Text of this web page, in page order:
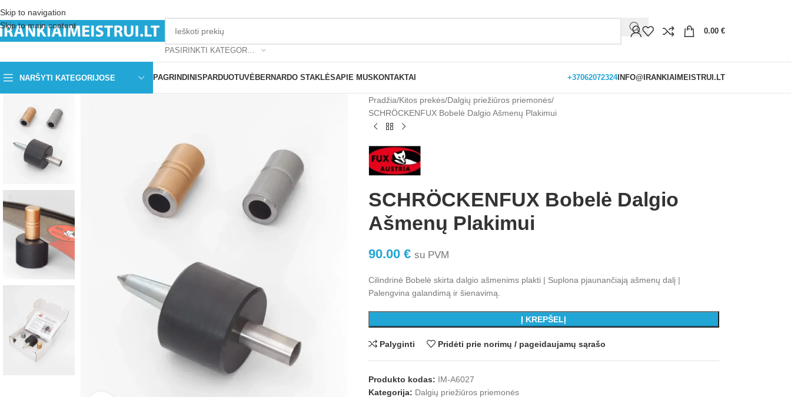
Skip to navigation
Skip to main content
0.00 €
NARŠYTI KATEGORIJOSE PAGRINDINIS PARDUOTUVĖBERNARDO STAKLĖSAPIE MUS KONTAKTAI +37062072324INFO@IRANKIAIMEISTRUI.LT
Pradžia Kitos prekės Dalgių priežiūros priemonės
SCHRÖCKENFUX Bobelė Dalgio Ašmenų Plakimui
SCHRÖCKENFUX Bobelė Dalgio
Ašmenų Plakimui
90.00 € su PVM
Cilindrinė Bobelė skirta dalgio ašmenims plakti | Suplona pjaunančiają ašmenų dalį |
Palengvina galandimą ir šienavimą.
Į KREPŠELĮ
Palyginti Pridėti prie norimų / pageidaujamų sąrašo
Produkto kodas: IM-A6027
Kategorija: Dalgių priežiūros priemonės